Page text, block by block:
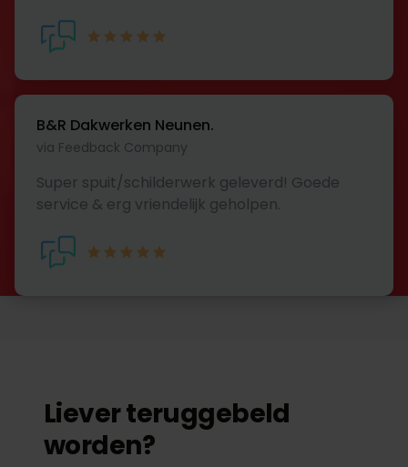
B&R Dakwerken Neunen.
via Feedback Company
Super spuit/schilderwerk geleverd! Goede
service & erg vriendelijk geholpen.
Liever teruggebeld
worden?